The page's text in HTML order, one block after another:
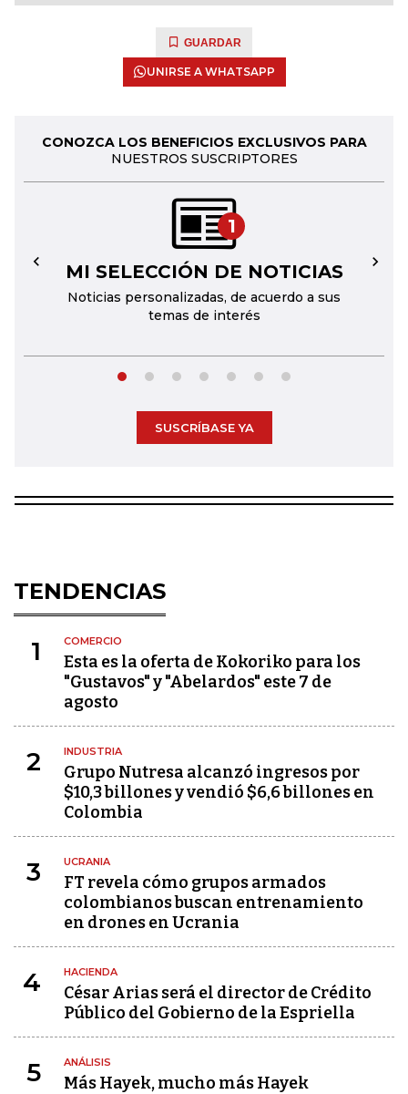
GUARDAR
UNIRSE A WHATSAPP
CONOZCA LOS BENEFICIOS EXCLUSIVOS PARA
NUESTROS SUSCRIPTORES
1
MI SELECCIÓN DE NOTICIAS
Noticias personalizadas, de acuerdo a sus
temas de interés
← →
SUSCRÍBASE YA
TENDENCIAS
1 COMERCIO
Esta es la oferta de Kokoriko para los
"Gustavos" y "Abelardos" este 7 de
agosto
2 INDUSTRIA
Grupo Nutresa alcanzó ingresos por
$10,3 billones y vendió $6,6 billones en
Colombia
3 UCRANIA
FT revela cómo grupos armados
colombianos buscan entrenamiento
en drones en Ucrania
4 HACIENDA
César Arias será el director de Crédito
Público del Gobierno de la Espriella
5 ANÁLISIS
Más Hayek, mucho más Hayek